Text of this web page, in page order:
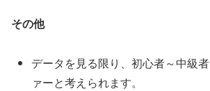
その他
データを見る限り 、初心者～中級者
ァーと考え られます。